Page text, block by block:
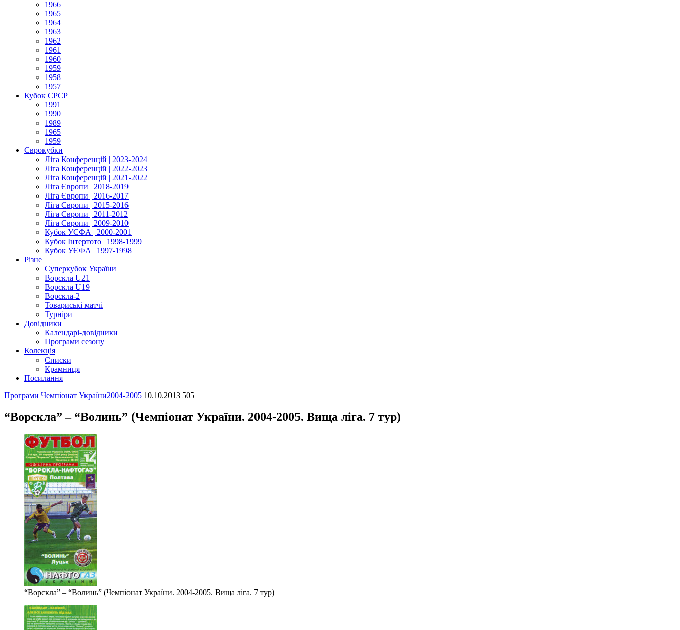
1966
1965
1964
1963
1962
1961
1960
1959
1958
1957
Кубок СРСР
1991
1990
1989
1965
1959
Єврокубки
Ліга Конференцій | 2023-2024
Ліга Конференцій | 2022-2023
Ліга Конференцій | 2021-2022
Ліга Європи | 2018-2019
Ліга Європи | 2016-2017
Ліга Європи | 2015-2016
Ліга Європи | 2011-2012
Ліга Європи | 2009-2010
Кубок УЄФА | 2000-2001
Кубок Інтертото | 1998-1999
Кубок УЄФА | 1997-1998
Різне
Суперкубок України
Ворскла U21
Ворскла U19
Ворскла-2
Товариські матчі
Турніри
Довідники
Календарі-довідники
Програми сезону
Колекція
Списки
Крамниця
Посилання
Програми Чемпіонат України2004-2005 10.10.2013 505
“Ворскла” – “Волинь” (Чемпіонат України. 2004-2005. Вища ліга. 7 тур)
“Ворскла” – “Волинь” (Чемпіонат України. 2004-2005. Вища ліга. 7 тур)